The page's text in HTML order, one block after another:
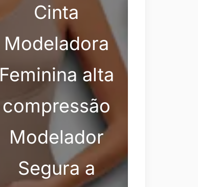
Cinta
Modeladora
Feminina alta
compressão
Modelador
Segura a